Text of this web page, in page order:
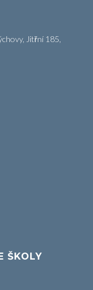
Jitřní 185,
ŠKOLY